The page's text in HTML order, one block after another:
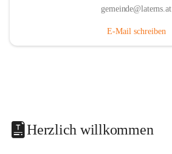
gemeinde@laterns.at
E-Mail schreiben
Herzlich willkommen